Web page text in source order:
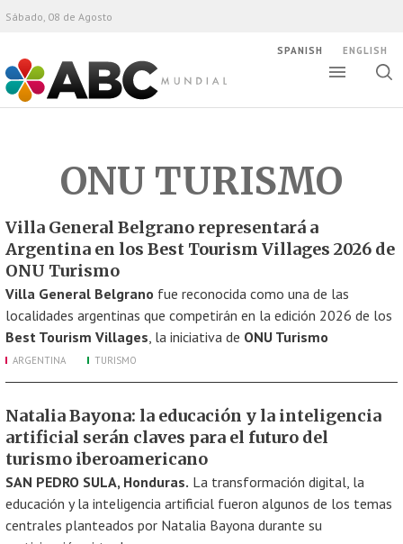
ABC Mundial
Sábado, 08 de Agosto
SPANISH ENGLISH
ONU TURISMO
Villa General Belgrano representará a
Argentina en los Best Tourism Villages 2026 de
ONU Turismo
Villa General Belgrano fue reconocida como una de las
localidades argentinas que competirán en la edición 2026 de los
Best Tourism Villages, la iniciativa de ONU Turismo
ARGENTINA TURISMO
Natalia Bayona: la educación y la inteligencia
artificial serán claves para el futuro del
turismo iberoamericano
SAN PEDRO SULA, Honduras. La transformación digital, la
educación y la inteligencia artificial fueron algunos de los temas
centrales planteados por Natalia Bayona durante su